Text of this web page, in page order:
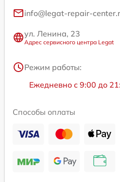
info@legat-repair-
ул. Ленина, 23
Адрес сервисного центра Legat
Режим работы:
Ежедневно с 9:00 до
Способы оплаты